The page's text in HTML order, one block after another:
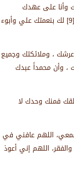
وأنا على عهدك
ووعدك ما استطعت أعوذ بك من شر ما صنعت أبوء[9] لك بنعمتك علي وأبوء
حملة عرشك ، وملائكتك وجميع
، وأن محمداً عبدك
من خلقك فمنك وحدك لا
اللهم عافني في
اللهم إني أعوذ